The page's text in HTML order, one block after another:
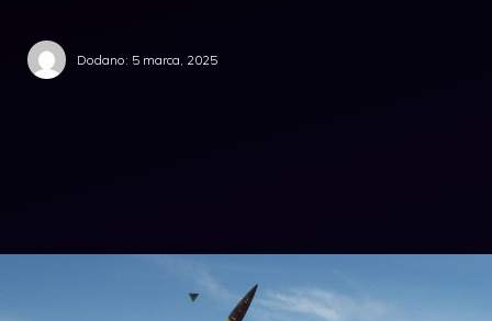
Dodano: 5 marca, 2025